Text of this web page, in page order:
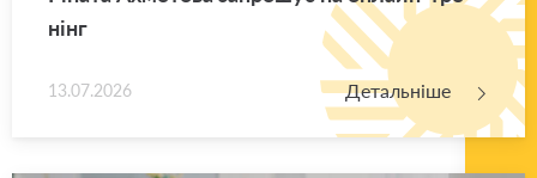
нінг
13.07.2026 Детальніше